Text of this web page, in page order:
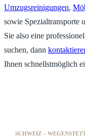
Umzugsreinigungen,
sowie Spezialtransporte
Sie also eine
suchen, dann
Ihnen schnellstmöglich
SCHWEIZ –